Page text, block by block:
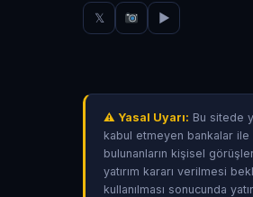
𝕏 ▶
⚠ Yasal Uyarı: Bu sitede
kabul etmeyen bankalar ile
bulunanların kişisel
yatırım kararı verilmesi
kullanılması sonucunda